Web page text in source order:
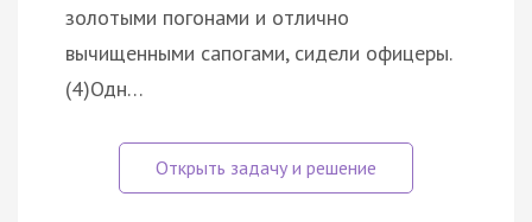
золотыми погонами и отлично
вычищенными сапогами, сидели офицеры.
(4)Одн…